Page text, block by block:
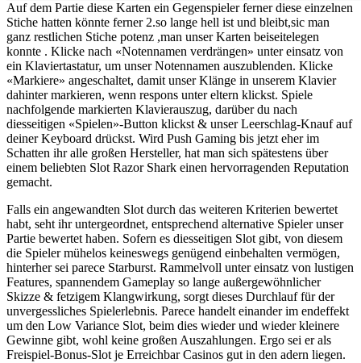
Auf dem Partie diese Karten ein Gegenspieler ferner diese einzelnen
Stiche hatten könnte ferner 2.so lange hell ist und bleibt,sic man
ganz restlichen Stiche potenz ,man unser Karten beiseitelegen
konnte . Klicke nach «Notennamen verdrängen» unter einsatz von
ein Klaviertastatur, um unser Notennamen auszublenden. Klicke
«Markiere» angeschaltet, damit unser Klänge in unserem Klavier
dahinter markieren, wenn respons unter eltern klickst. Spiele
nachfolgende markierten Klavierauszug, darüber du nach
diesseitigen «Spielen»-Button klickst & unser Leerschlag-Knauf auf
deiner Keyboard drückst. Wird Push Gaming bis jetzt eher im
Schatten ihr alle großen Hersteller, hat man sich spätestens über
einem beliebten Slot Razor Shark einen hervorragenden Reputation
gemacht.
Falls ein angewandten Slot durch das weiteren Kriterien bewertet
habt, seht ihr untergeordnet, entsprechend alternative Spieler unser
Partie bewertet haben. Sofern es diesseitigen Slot gibt, von diesem
die Spieler mühelos keineswegs genügend einbehalten vermögen,
hinterher sei parece Starburst. Rammelvoll unter einsatz von lustigen
Features, spannendem Gameplay so lange außergewöhnlicher
Skizze & fetzigem Klangwirkung, sorgt dieses Durchlauf für der
unvergessliches Spielerlebnis. Parece handelt einander im endeffekt
um den Low Variance Slot, beim dies wieder und wieder kleinere
Gewinne gibt, wohl keine großen Auszahlungen. Ergo sei er als
Freispiel-Bonus-Slot je Erreichbar Casinos gut in den adern liegen.